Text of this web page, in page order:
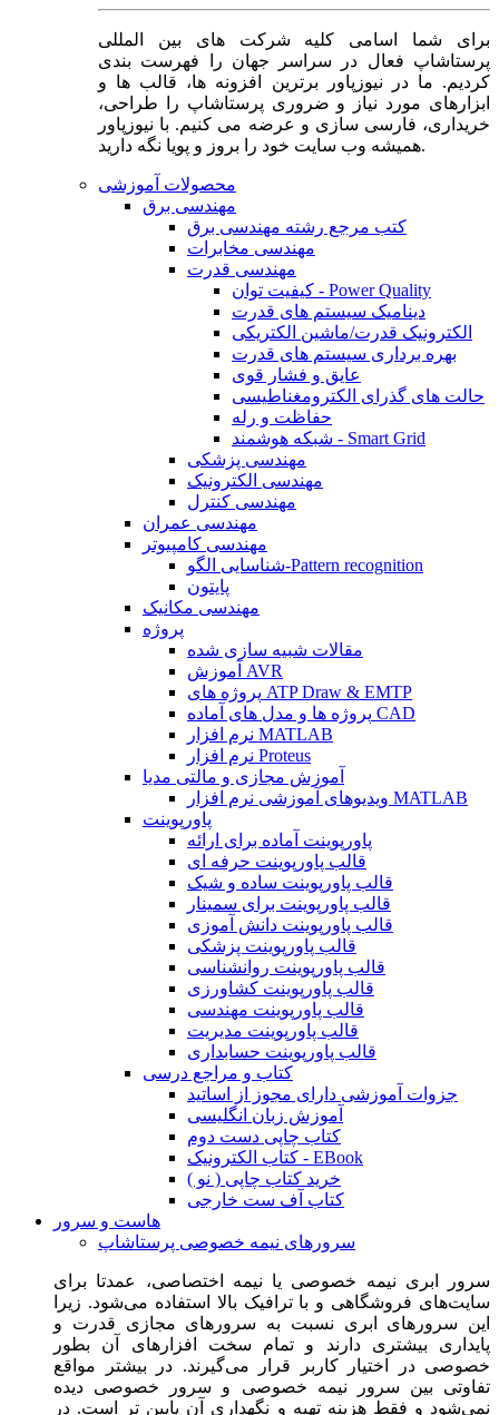
برای شما اسامی کلیه شرکت های بین المللی
پرستاشاپ فعال در سراسر جهان را فهرست بندی
کردیم. ما در نیوزپاور برترین افزونه ها، قالب ها و
ابزارهای مورد نیاز و ضروری پرستاشاپ را طراحی،
خریداری، فارسی سازی و عرضه می کنیم. با نیوزپاور
همیشه وب سایت خود را بروز و پویا نگه دارید.
محصولات آموزشی
مهندسی برق
کتب مرجع رشته مهندسی برق
مهندسی مخابرات
مهندسی قدرت
کیفیت توان - Power Quality
دینامیک سیستم های قدرت
الکترونیک قدرت/ماشین الکتریکی
بهره برداری سیستم های قدرت
عایق و فشار قوی
حالت های گذرای الکترومغناطیسی
حفاظت و رله
شبکه هوشمند - Smart Grid
مهندسی پزشکی
مهندسی الکترونیک
مهندسی کنترل
مهندسی عمران
مهندسی کامپیوتر
شناسایی الگو-Pattern recognition
پایتون
مهندسی مکانیک
پروژه
مقالات شبیه سازی شده
آموزش AVR
پروژه های ATP Draw & EMTP
پروژه ها و مدل های آماده CAD
نرم افزار MATLAB
نرم افزار Proteus
آموزش مجازی و مالتی مدیا
ویدیوهای آموزشی نرم افزار MATLAB
پاورپوینت
پاورپوینت آماده برای ارائه
قالب پاورپوینت حرفه ای
قالب پاورپوینت ساده و شیک
قالب پاورپوینت برای سمینار
قالب پاورپوینت دانش آموزی
قالب پاورپوینت پزشکی
قالب پاورپوینت روانشناسی
قالب پاورپوینت کشاورزی
قالب پاورپوینت مهندسی
قالب پاورپوینت مدیریت
قالب پاورپوینت حسابداری
کتاب و مراجع درسی
جزوات آموزشی دارای مجوز از اساتید
آموزش زبان انگلیسی
کتاب چاپی دست دوم
کتاب الکترونیک - EBook
خرید کتاب چاپی ( نو )
کتاب آف ست خارجی
هاست و سرور
سرورهای نیمه خصوصی پرستاشاپ
سرور ابری نیمه خصوصی یا نیمه اختصاصی، عمدتا برای
سایت‌های فروشگاهی و با ترافیک بالا استفاده می‌شود. زیرا
این سرورهای ابری نسبت به سرورهای مجازی قدرت و
پایداری بیشتری دارند و تمام سخت افزارهای آن بطور
خصوصی در اختیار کاربر قرار می‌گیرند. در بیشتر مواقع
تفاوتی بین سرور نیمه خصوصی و سرور خصوصی دیده
نمی‌شود و فقط هزینه تهیه و نگهداری آن پایین تر است. در